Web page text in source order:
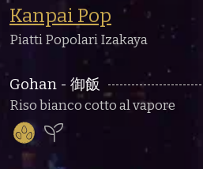
Kanpai Pop
Piatti Popolari Izakaya
Gohan - 御飯
Riso bianco cotto al vapore